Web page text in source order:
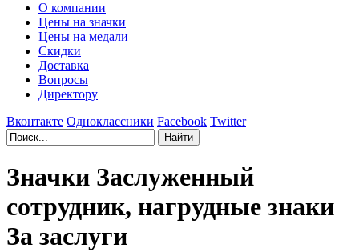
О компании
Цены на значки
Цены на медали
Скидки
Доставка
Вопросы
Директору
Вконтакте Одноклассники Facebook Twitter
Значки Заслуженный
сотрудник, нагрудные знаки
За заслуги